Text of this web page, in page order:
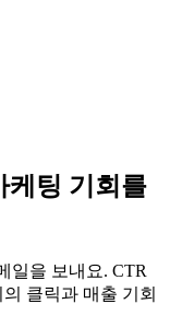
케팅 기회를
일을 보내요. CTR
클릭과 매출 기회